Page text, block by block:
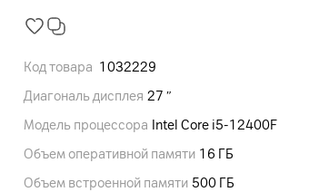
Код товара 1032229
Диагональ дисплея 27 ″
Модель процессора Intel Core i5-12400F
Объем оперативной памяти 16 ГБ
Объем встроенной памяти 500 ГБ